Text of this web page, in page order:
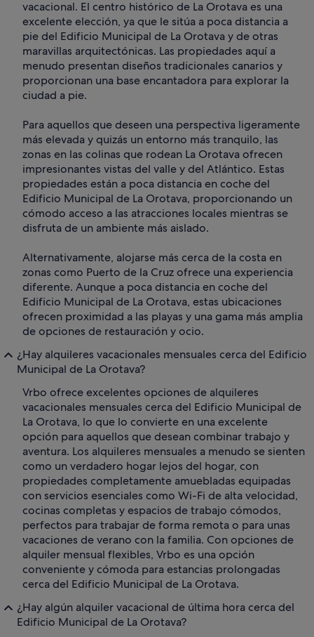
vacacional. El centro histórico de La Orotava es una
excelente elección, ya que le sitúa a poca distancia a
pie del Edificio Municipal de La Orotava y de otras
maravillas arquitectónicas. Las propiedades aquí a
menudo presentan diseños tradicionales canarios y
proporcionan una base encantadora para explorar la
ciudad a pie.
Para aquellos que deseen una perspectiva ligeramente
más elevada y quizás un entorno más tranquilo, las
zonas en las colinas que rodean La Orotava ofrecen
impresionantes vistas del valle y del Atlántico. Estas
propiedades están a poca distancia en coche del
Edificio Municipal de La Orotava, proporcionando un
cómodo acceso a las atracciones locales mientras se
disfruta de un ambiente más aislado.
Alternativamente, alojarse más cerca de la costa en
zonas como Puerto de la Cruz ofrece una experiencia
diferente. Aunque a poca distancia en coche del
Edificio Municipal de La Orotava, estas ubicaciones
ofrecen proximidad a las playas y una gama más amplia
de opciones de restauración y ocio.
¿Hay alquileres vacacionales mensuales cerca del Edificio
Municipal de La Orotava?
Vrbo ofrece excelentes opciones de alquileres
vacacionales mensuales cerca del Edificio Municipal de
La Orotava, lo que lo convierte en una excelente
opción para aquellos que desean combinar trabajo y
aventura. Los alquileres mensuales a menudo se sienten
como un verdadero hogar lejos del hogar, con
propiedades completamente amuebladas equipadas
con servicios esenciales como Wi-Fi de alta velocidad,
cocinas completas y espacios de trabajo cómodos,
perfectos para trabajar de forma remota o para unas
vacaciones de verano con la familia. Con opciones de
alquiler mensual flexibles, Vrbo es una opción
conveniente y cómoda para estancias prolongadas
cerca del Edificio Municipal de La Orotava.
¿Hay algún alquiler vacacional de última hora cerca del
Edificio Municipal de La Orotava?